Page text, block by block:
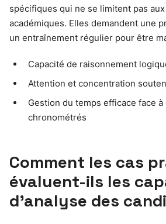
spécifiques qui ne se limitent pas
académiques. Elles demandent une
un entraînement régulier pour être
Capacité de raisonnement
Attention et concentration
Gestion du temps efficace face
chronométrés
Comment les cas
évaluent-ils les
d’analyse des